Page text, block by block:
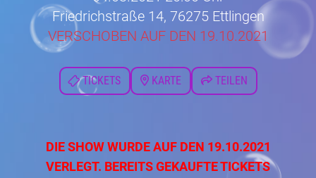
Friedrichstraße 14, 76275 Ettlingen
VERSCHOBEN AUF DEN 19.10.2021
TICKETS KARTE TEILEN
DIE SHOW WURDE AUF DEN 19.10.2021
VERLEGT. BEREITS GEKAUFTE TICKETS